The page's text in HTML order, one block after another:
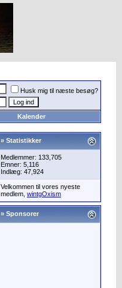
Husk mig til næste besøg?
Kalender
» Statistikker
Medlemmer: 133,705
Emner: 5,116
Indlæg: 47,924
Velkommen til vores nyeste
medlem, wintgOxism
» Sponsorer